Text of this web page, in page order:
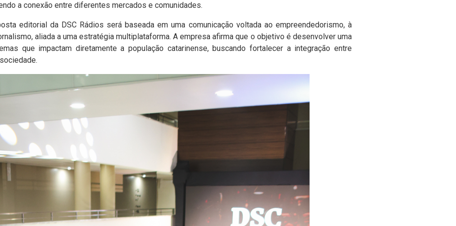
a conexão entre diferentes mercados e comunidades.
editorial da DSC Rádios será baseada em uma comunicação voltada ao empreendedorismo, à
aliada a uma estratégia multiplataforma. A empresa afirma que o objetivo é desenvolver uma
que impactam diretamente a população catarinense, buscando fortalecer a integração entre